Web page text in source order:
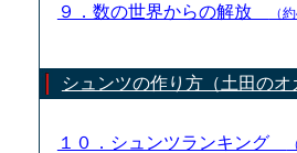
９．数の世界からの解放 （
シュンツの作り方（土田のオ
１０．シュンツランキング